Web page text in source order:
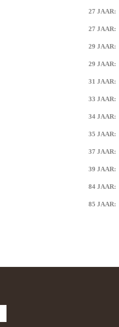
27 JAAR:
27 JAAR:
29 JAAR:
29 JAAR:
31 JAAR:
33 JAAR:
34 JAAR:
35 JAAR:
37 JAAR:
39 JAAR:
84 JAAR:
85 JAAR: